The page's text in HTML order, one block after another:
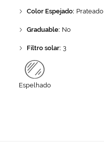
Color Espejado: Prateado
Graduable: No
Filtro solar: 3
Espelhado